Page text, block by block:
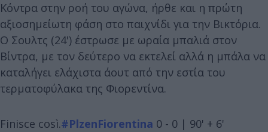
Κόντρα στην ροή του αγώνα, ήρθε και η πρώτη
αξιοσημείωτη φάση στο παιχνίδι για την Βικτόρια.
Ο Σουλτς (24') έστρωσε με ωραία μπαλιά στον
Βίντρα, με τον δεύτερο να εκτελεί αλλά η μπάλα να
καταλήγει ελάχιστα άουτ από την εστία του
τερματοφύλακα της Φιορεντίνα.
Finisce così.#PlzenFiorentina 0 - 0 | 90' + 6'